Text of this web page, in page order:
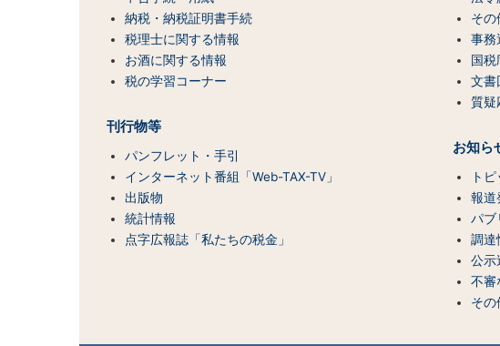
納税・納税証明書手続
税理士に関する情報
お酒に関する情報
税の学習コーナー
刊行物等
パンフレット・手引
インターネット番組「Web-TAX-TV」
出版物
統計情報
点字広報誌「私たちの税金」
その
事務
国税
文書
質疑
お知ら
ト
報道
パブ
調達
公示
不審
その